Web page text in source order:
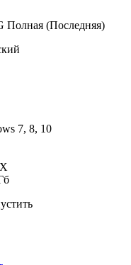
Полная (Последняя)
7, 8, 10